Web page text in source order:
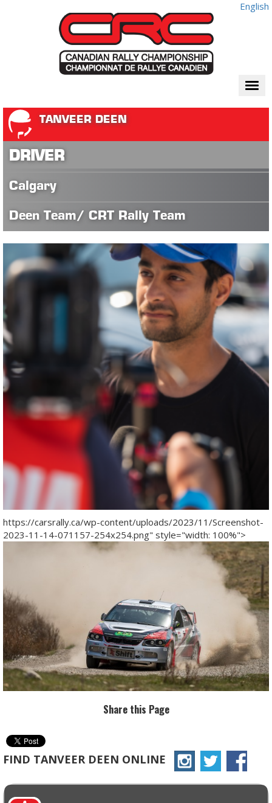
English
TANVEER DEEN
DRIVER
Calgary
Deen Team/ CRT Rally Team
https://carsrally.ca/wp-content/uploads/2023/11/Screenshot-
2023-11-14-071157-254x254.png" style="width: 100%">
Share this Page
FIND TANVEER DEEN ONLINE